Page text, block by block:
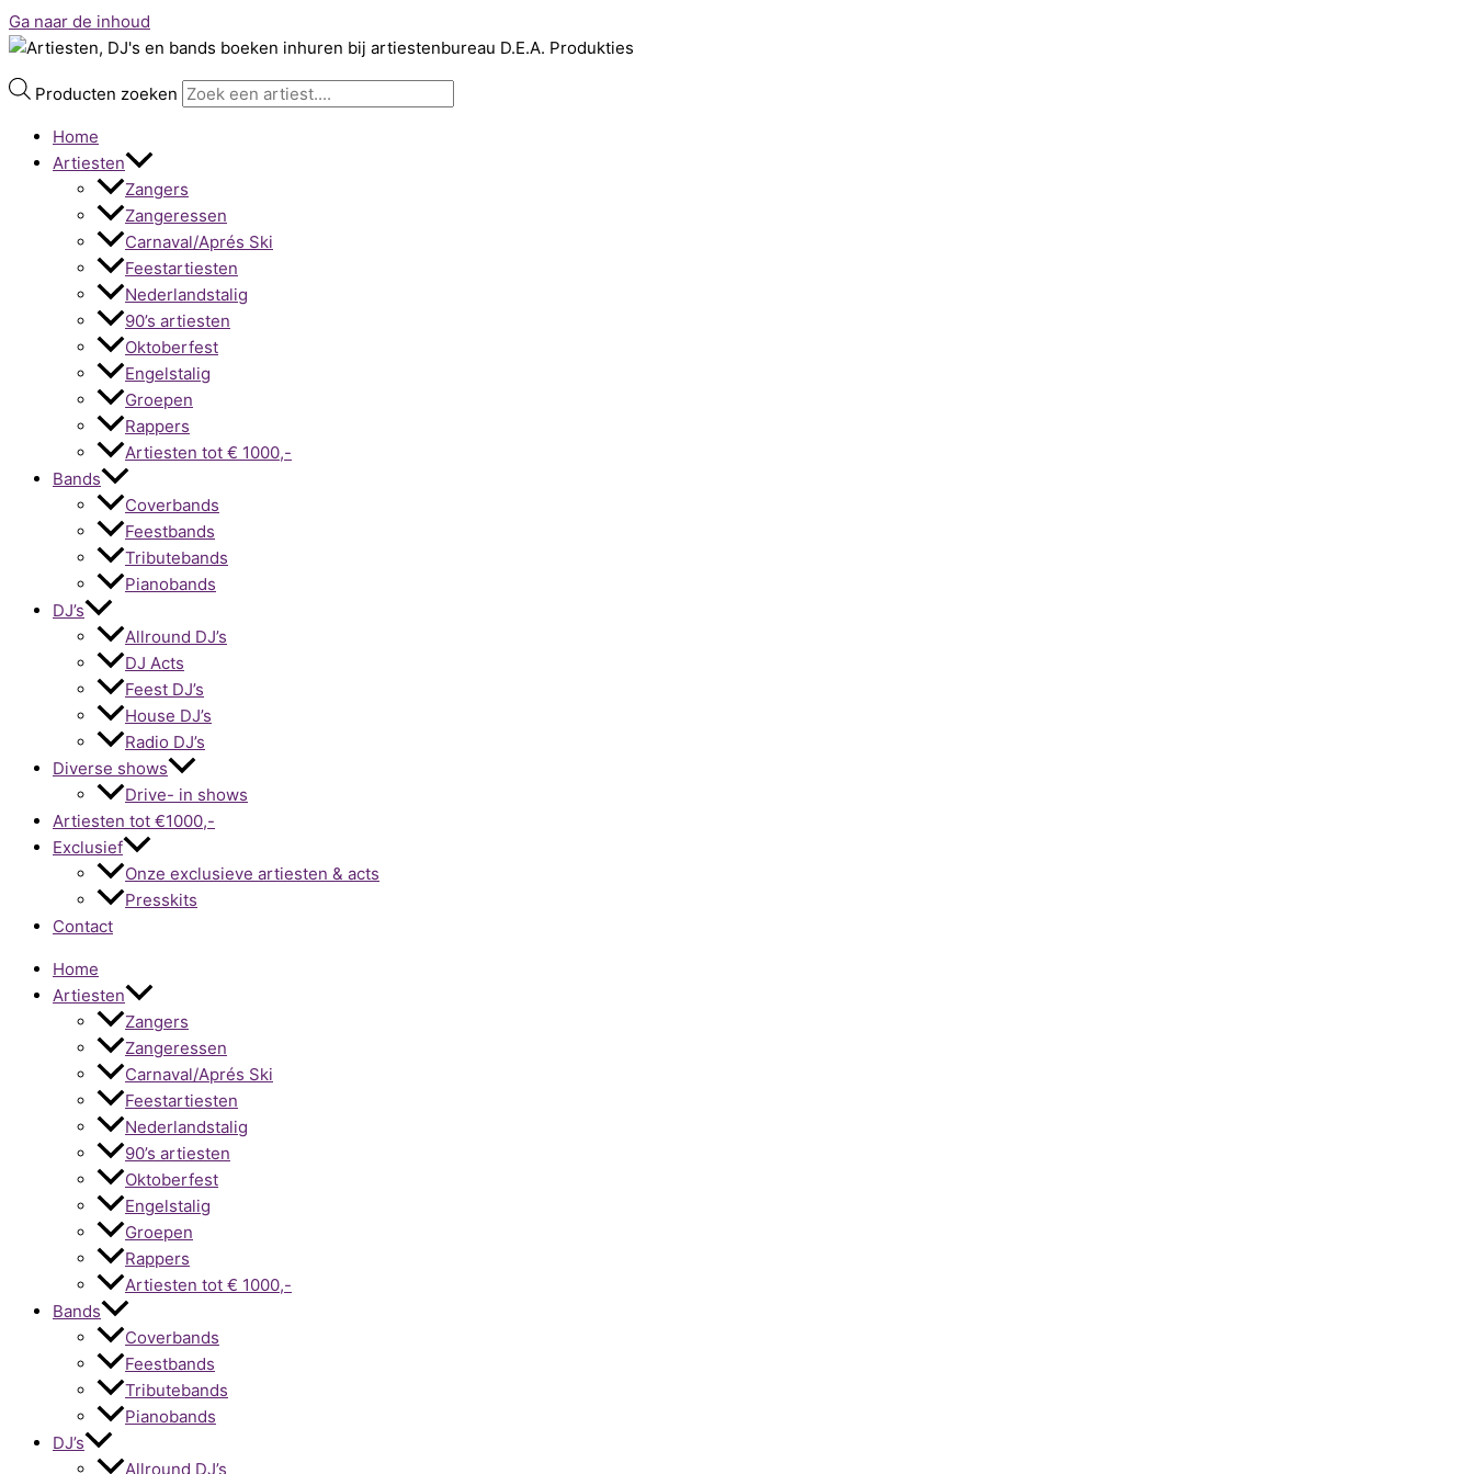
Ga naar de inhoud
Producten zoeken
Home
Artiesten
Zangers
Zangeressen
Carnaval/Aprés Ski
Feestartiesten
Nederlandstalig
90’s artiesten
Oktoberfest
Engelstalig
Groepen
Rappers
Artiesten tot € 1000,-
Bands
Coverbands
Feestbands
Tributebands
Pianobands
DJ’s
Allround DJ’s
DJ Acts
Feest DJ’s
House DJ’s
Radio DJ’s
Diverse shows
Drive- in shows
Artiesten tot €1000,-
Exclusief
Onze exclusieve artiesten & acts
Presskits
Contact
Home
Artiesten
Zangers
Zangeressen
Carnaval/Aprés Ski
Feestartiesten
Nederlandstalig
90’s artiesten
Oktoberfest
Engelstalig
Groepen
Rappers
Artiesten tot € 1000,-
Bands
Coverbands
Feestbands
Tributebands
Pianobands
DJ’s
Allround DJ’s